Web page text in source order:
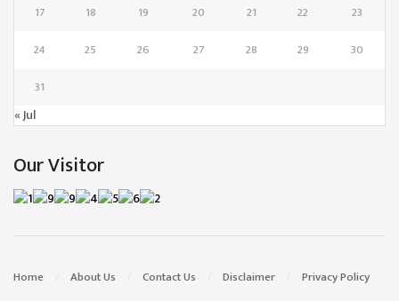
17
18 19 20 21 22
23
24
25 26 27 28 29
30
31
« Jul
Our Visitor
Home About Us Contact Us Disclaimer Privacy Policy